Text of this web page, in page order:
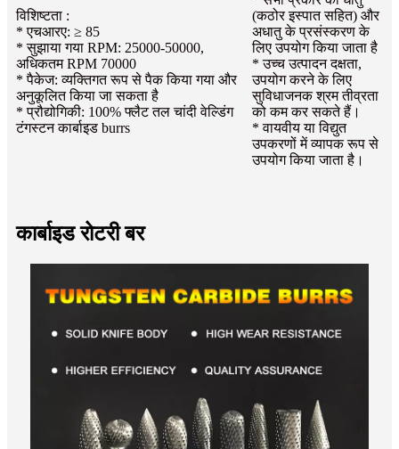
विशिष्टता :
* एचआरए: ≥ ​​85
* सुझाया गया RPM: 25000-50000,
अधिकतम RPM 70000
* पैकेज: व्यक्तिगत रूप से पैक किया गया और
अनुकूलित किया जा सकता है
* प्रौद्योगिकी: 100% फ्लैट तल चांदी वेल्डिंग
टंगस्टन कार्बाइड burrs
(कठोर इस्पात सहित) और
अधातु के प्रसंस्करण के
लिए उपयोग किया जाता है
* उच्च उत्पादन दक्षता,
उपयोग करने के लिए
सुविधाजनक श्रम तीव्रता
को कम कर सकते हैं।
* वायवीय या विद्युत
उपकरणों में व्यापक रूप से
उपयोग किया जाता है।
कार्बाइड रोटरी बर